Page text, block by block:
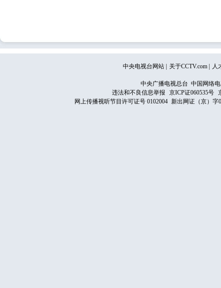
中央电视台网站 关于CCTV.com 人
中央广播电视总台 中国网络
违法和不良信息举报
京ICP证060535号
网上传播视听节目许可证号 0102004 新出网证（京）